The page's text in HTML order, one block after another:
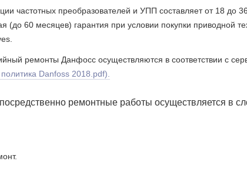
частотных преобразователей и УПП составляет от 18 до
(до 60 месяцев) гарантия при условии покупки приводной
ремонты Данфосс осуществляются в соответствии с
Danfoss 2018.pdf).
ремонтные работы осуществляется в